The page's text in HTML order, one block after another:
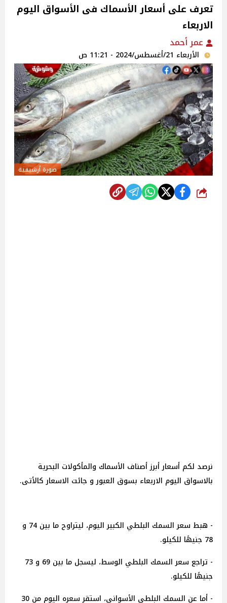
تعرف على أسعار الأسماك فى الأسواق اليوم
الاربعاء
عمر أحمد
الأربعاء 21/أغسطس/2024 - 11:21 ص
صورة أرشيفية
شارك
نرصد لكم أسعار أبرز أصناف الأسماك والمأكولات البحرية
بالاسواق اليوم الاربعاء بسوق العبور و جائت الاسعار كالأتى.
- هبط سعر السمك البلطي الكبير اليوم، ليتراوح ما بين 74 و
78 جنيهًا للكيلو.
- تراجع سعر السمك البلطي الوسط، ليسجل ما بين 69 و 73
جنيهًا للكيلو.
- أما عن السمك البلطي الأسواني، استقر سعره اليوم من 30